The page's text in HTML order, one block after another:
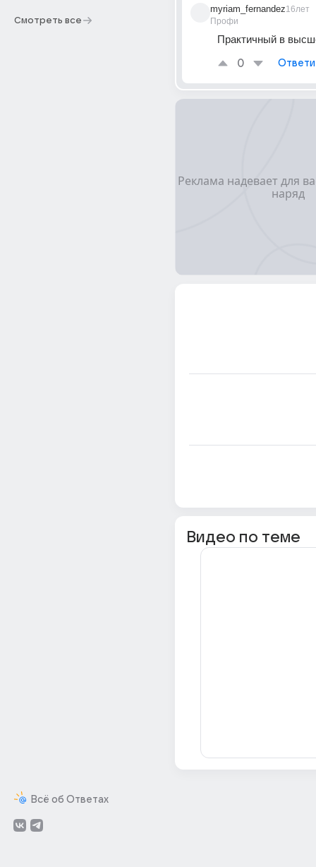
Смотреть все
Всё об Ответах
myriam_fernandez
Профи
16лет
Практичный в
0
Видео по теме